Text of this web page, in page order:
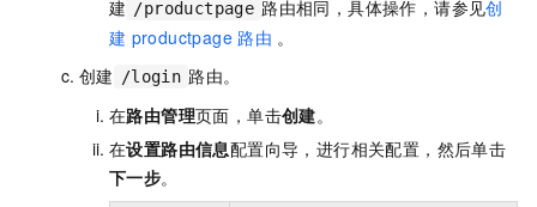
建 /productpage 路由相同，具体操作，请参见创
建 productpage 路由 。
创建
/login 路由。
在路由管理页面，单击创建。
在设置路由信息配置向导，进行相关配置，然后单击
下一步。